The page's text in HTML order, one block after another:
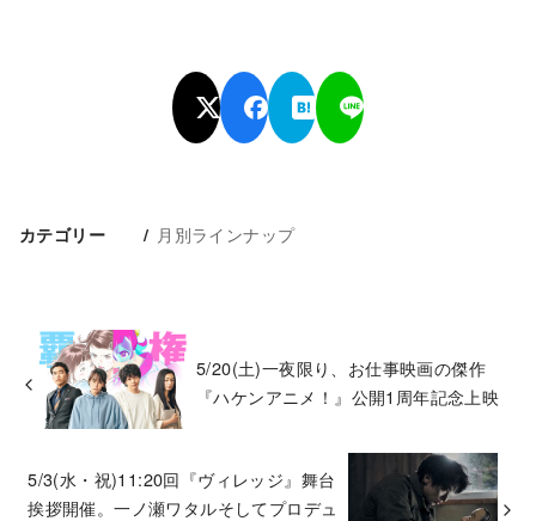
カテゴリー 月別ラインナップ
5/20(土)一夜限り、お仕事映画の傑作
『ハケンアニメ！』公開1周年記念上映
5/3(水・祝)11:20回『ヴィレッジ』舞台
挨拶開催。一ノ瀬ワタルそしてプロデュ